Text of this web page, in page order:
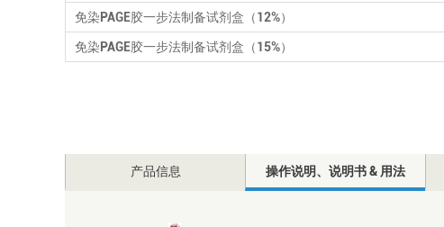
免染PAGE胶一步法制备试剂盒（12%）
免染PAGE胶一步法制备试剂盒（15%）
产品信息 操作说明、说明书 & 用法